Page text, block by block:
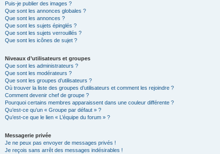
Puis-je publier des images ?
Que sont les annonces globales ?
Que sont les annonces ?
Que sont les sujets épinglés ?
Que sont les sujets verrouillés ?
Que sont les icônes de sujet ?
Niveaux d’utilisateurs et groupes
Que sont les administrateurs ?
Que sont les modérateurs ?
Que sont les groupes d’utilisateurs ?
Où trouver la liste des groupes d’utilisateurs et comment les rejoindre ?
Comment devenir chef de groupe ?
Pourquoi certains membres apparaissent dans une couleur différente ?
Qu’est-ce qu’un « Groupe par défaut » ?
Qu’est-ce que le lien « L’équipe du forum » ?
Messagerie privée
Je ne peux pas envoyer de messages privés !
Je reçois sans arrêt des messages indésirables !